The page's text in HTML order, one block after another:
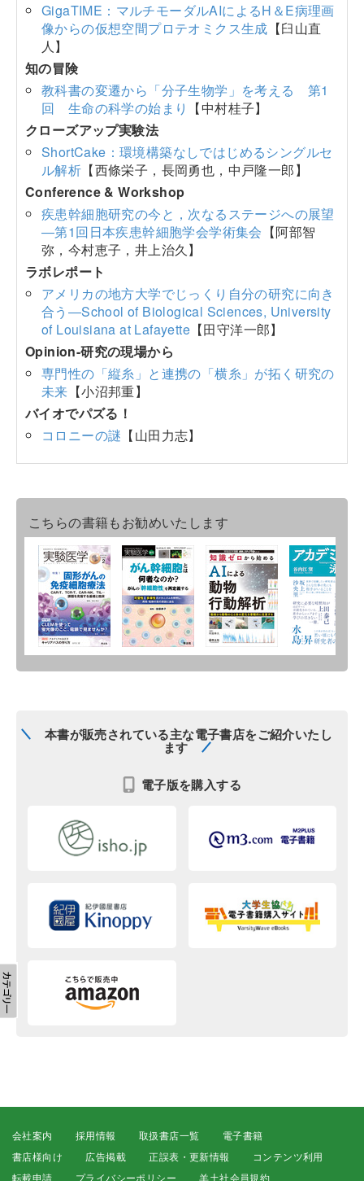
GigaTIME：マルチモーダルAIによるH＆E病理画
像からの仮想空間プロテオミクス生成 【臼山直
人】
知の冒険
教科書の変遷から「分子生物学」を考える 第1
回 生命の科学の始まり
【中村桂子】
クローズアップ実験法
ShortCake：環境構築なしではじめるシングルセ
ル解析 【西條栄子，長岡勇也，中戸隆一郎】
Conference & Workshop
疾患幹細胞研究の今と，次なるステージへの展望
―第1回日本疾患幹細胞学会学術集会 【阿部智
弥，今村恵子，井上治久】
ラボレポート
アメリカの地方大学でじっくり自分の研究に向き
合う―School of Biological Sciences, University
of Louisiana at Lafayette 【田守洋一郎】
Opinion-研究の現場から
専門性の「縦糸」と連携の「横糸」が拓く研究の
未来 【小沼邦重】
バイオでパズる！
コロニーの謎 【山田力志】
こちらの書籍もお勧めいたします
本書が販売されている主な電子書店をご紹介いたし
ます
電子版を購入する
会社案内 採用情報 取扱書店一覧
電子書籍
書店様向け
広告掲載 正誤表・更新情報
コンテンツ利用
転載申請
プライバシーポリシー
羊土社会員規約